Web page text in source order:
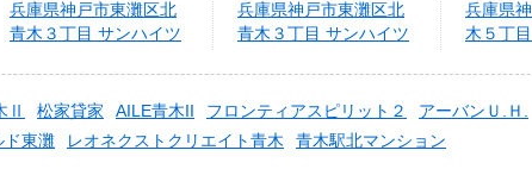
兵庫県神戸市東灘区北
青木３丁目 サンハイツ
兵庫県神戸市東灘区北
青木３丁目 サンハイツ
兵庫県
木５丁
Ⅱ 松家貸家 AILE青木II フロンティアスピリット２
アーバンＵ.Ｈ.
ド東灘 レオネクストクリエイト青木
青木駅北マンション